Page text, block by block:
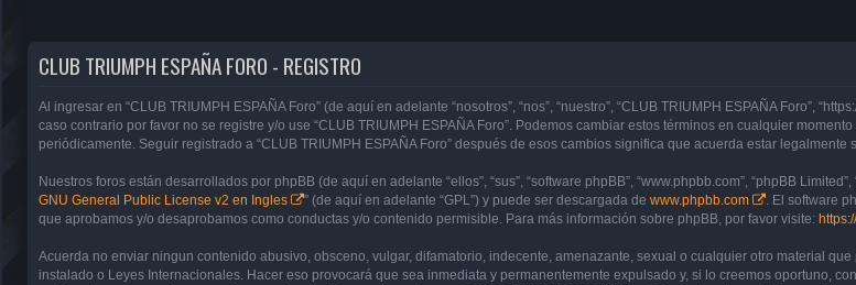
CLUB TRIUMPH ESPAÑA FORO - REGISTRO
Al ingresar en “CLUB TRIUMPH ESPAÑA Foro” (de aquí en adelante “nosotros”, “nos”, “nuestro”, “CLUB TRIUMPH ESPAÑA Foro”,
caso contrario por favor no se registre y/o use “CLUB TRIUMPH ESPAÑA Foro”. Podemos cambiar estos términos en cualquier
periódicamente. Seguir registrado a “CLUB TRIUMPH ESPAÑA Foro” después de esos cambios significa que acuerda estar
Nuestros foros están desarrollados por phpBB (de aquí en adelante “ellos”, “sus”, “software phpBB”, “www.phpbb.com”, “phpBB
GNU General Public License v2 en Ingles
” (de aquí en adelante “GPL”) y puede ser descargada de www.phpbb.com
. El software
que aprobamos y/o desaprobamos como conductas y/o contenido permisible. Para más información sobre phpBB, por favor visite:
Acuerda no enviar ningun contenido abusivo, obsceno, vulgar, difamatorio, indecente, amenazante, sexual o cualquier otro material
instalado o Leyes Internacionales. Hacer eso provocará que sea inmediata y permanentemente expulsado y, si lo creemos oportuno,